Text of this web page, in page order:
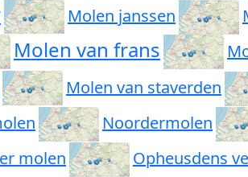
Molen janssen
Molen van frans
Molen van staverden
Noordermolen
molen
Opheusdens